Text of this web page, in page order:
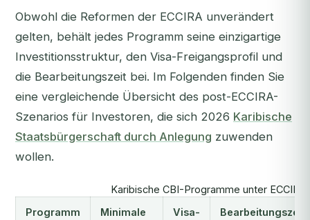
Obwohl die Reformen der ECCIRA unverändert
gelten, behält jedes Programm seine einzigartige
Investitionsstruktur, den Visa-Freigangsprofil und
die Bearbeitungszeit bei. Im Folgenden finden Sie
eine vergleichende Übersicht des post-ECCIRA-
Szenarios für Investoren, die sich 2026 Karibische
Staatsbürgerschaft durch Anlegung zuwenden
wollen.
Karibische CBI-Programme unter
Programm
Minimale
Visa-
Bearbeitungszeit